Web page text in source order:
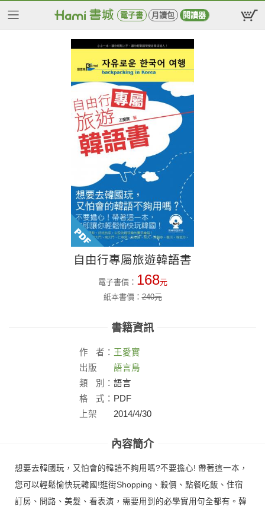
電子書 月讀包 閱讀器
自由行專屬旅遊韓語書
電子書價： 168元
紙本書價：240元
書籍資訊
作 者： 王愛實
出版
社：
語言鳥
類
別： 語言
格
式： PDF
上架
2014/4/30
內容簡介
想要去韓國玩，又怕會的韓語不夠用嗎?不要擔心! 帶著這一本，
您可以輕鬆愉快玩韓國!逛街Shopping、殺價、點餐吃飯、住宿
訂房、問路、美髮、看表演，需要用到的必學實用句全都有。韓